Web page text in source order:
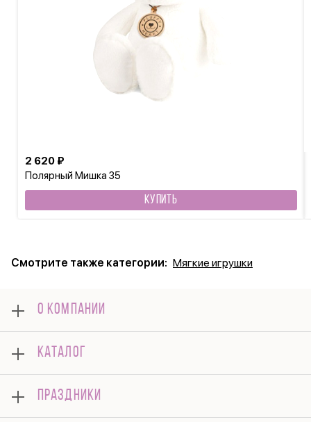
Полярный Мишка 35
2 620 ₽
КУПИТЬ
Смотрите также категории: Мягкие игрушки
О КОМПАНИИ
Оплата
Отзывы
Гарантии
Доставка
КАТАЛОГ
Розы
Композиции
ПРАЗДНИКИ